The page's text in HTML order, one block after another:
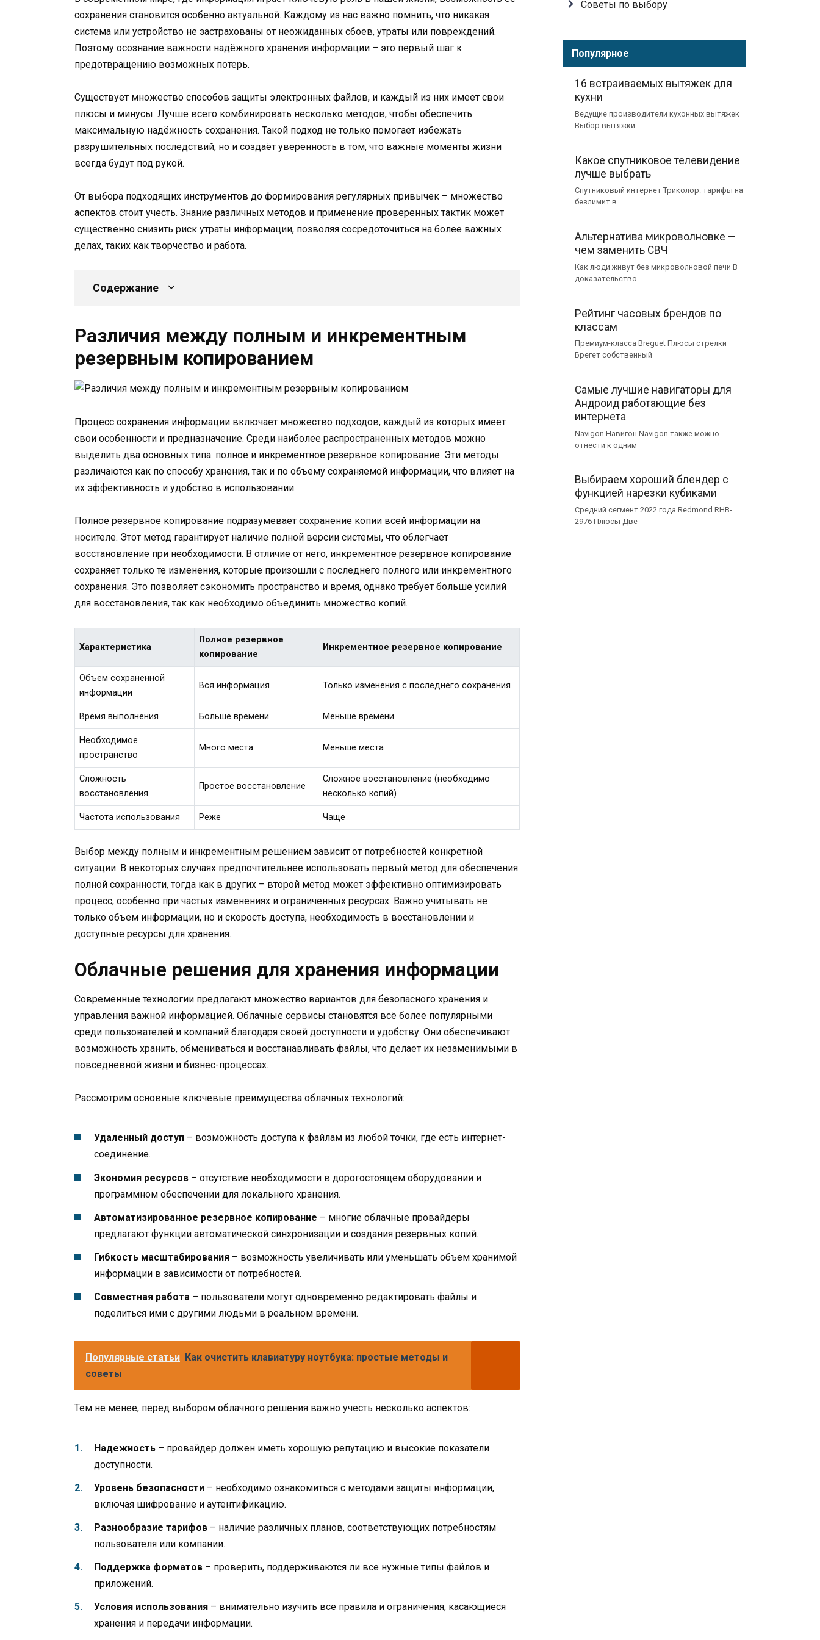
сохранения становится особенно актуальной. Каждому из нас важно помнить, что никакая
система или устройство не застрахованы от неожиданных сбоев, утраты или повреждений.
Поэтому осознание важности надёжного хранения информации – это первый шаг к
предотвращению возможных потерь.
Существует множество способов защиты электронных файлов, и каждый из них имеет свои
плюсы и минусы. Лучше всего комбинировать несколько методов, чтобы обеспечить
максимальную надёжность сохранения. Такой подход не только помогает избежать
разрушительных последствий, но и создаёт уверенность в том, что важные моменты жизни
всегда будут под рукой.
От выбора подходящих инструментов до формирования регулярных привычек – множество
аспектов стоит учесть. Знание различных методов и применение проверенных тактик может
существенно снизить риск утраты информации, позволяя сосредоточиться на более важных
делах, таких как творчество и работа.
Содержание
Различия между полным и инкрементным
резервным копированием
Процесс сохранения информации включает множество подходов, каждый из которых имеет
свои особенности и предназначение. Среди наиболее распространенных методов можно
выделить два основных типа: полное и инкрементное резервное копирование. Эти методы
различаются как по способу хранения, так и по объему сохраняемой информации, что влияет на
их эффективность и удобство в использовании.
Полное резервное копирование подразумевает сохранение копии всей информации на
носителе. Этот метод гарантирует наличие полной версии системы, что облегчает
восстановление при необходимости. В отличие от него, инкрементное резервное копирование
сохраняет только те изменения, которые произошли с последнего полного или инкрементного
сохранения. Это позволяет сэкономить пространство и время, однако требует больше усилий
для восстановления, так как необходимо объединить множество копий.
Характеристика
Полное резервное
копирование
Инкрементное резервное копирование
Объем сохраненной
информации
Вся информация Только изменения с последнего сохранения
Время выполнения Больше времени Меньше времени
Необходимое
пространство
Много места Меньше места
Сложность
восстановления
Простое восстановление
Сложное восстановление (необходимо
несколько копий)
Частота использования Реже Чаще
Выбор между полным и инкрементным решением зависит от потребностей конкретной
ситуации. В некоторых случаях предпочтительнее использовать первый метод для обеспечения
полной сохранности, тогда как в других – второй метод может эффективно оптимизировать
процесс, особенно при частых изменениях и ограниченных ресурсах. Важно учитывать не
только объем информации, но и скорость доступа, необходимость в восстановлении и
доступные ресурсы для хранения.
Облачные решения для хранения информации
Современные технологии предлагают множество вариантов для безопасного хранения и
управления важной информацией. Облачные сервисы становятся всё более популярными
среди пользователей и компаний благодаря своей доступности и удобству. Они обеспечивают
возможность хранить, обмениваться и восстанавливать файлы, что делает их незаменимыми в
повседневной жизни и бизнес-процессах.
Рассмотрим основные ключевые преимущества облачных технологий:
Удаленный доступ – возможность доступа к файлам из любой точки, где есть интернет-
соединение.
Экономия ресурсов – отсутствие необходимости в дорогостоящем оборудовании и
программном обеспечении для локального хранения.
Автоматизированное резервное копирование – многие облачные провайдеры
предлагают функции автоматической синхронизации и создания резервных копий.
Гибкость масштабирования – возможность увеличивать или уменьшать объем хранимой
информации в зависимости от потребностей.
Совместная работа – пользователи могут одновременно редактировать файлы и
поделиться ими с другими людьми в реальном времени.
Популярные статьи Как очистить клавиатуру ноутбука: простые методы и
советы
Тем не менее, перед выбором облачного решения важно учесть несколько аспектов:
Надежность – провайдер должен иметь хорошую репутацию и высокие показатели
доступности.
Уровень безопасности – необходимо ознакомиться с методами защиты информации,
включая шифрование и аутентификацию.
Разнообразие тарифов – наличие различных планов, соответствующих потребностям
пользователя или компании.
Поддержка форматов – проверить, поддерживаются ли все нужные типы файлов и
приложений.
Условия использования – внимательно изучить все правила и ограничения, касающиеся
хранения и передачи информации.
Советы по выбору
Популярное
16 встраиваемых вытяжек для
кухни
Ведущие производители кухонных вытяжек
Выбор вытяжки
Какое спутниковое телевидение
лучше выбрать
Спутниковый интернет Триколор: тарифы на
безлимит в
Альтернатива микроволновке —
чем заменить СВЧ
Как люди живут без микроволновой печи В
доказательство
Рейтинг часовых брендов по
классам
Премиум-класса Breguet Плюсы стрелки
Брегет собственный
Самые лучшие навигаторы для
Андроид работающие без
интернета
Navigon Навигон Navigon также можно
отнести к одним
Выбираем хороший блендер с
функцией нарезки кубиками
Средний сегмент 2022 года Redmond RHB-
2976 Плюсы Две